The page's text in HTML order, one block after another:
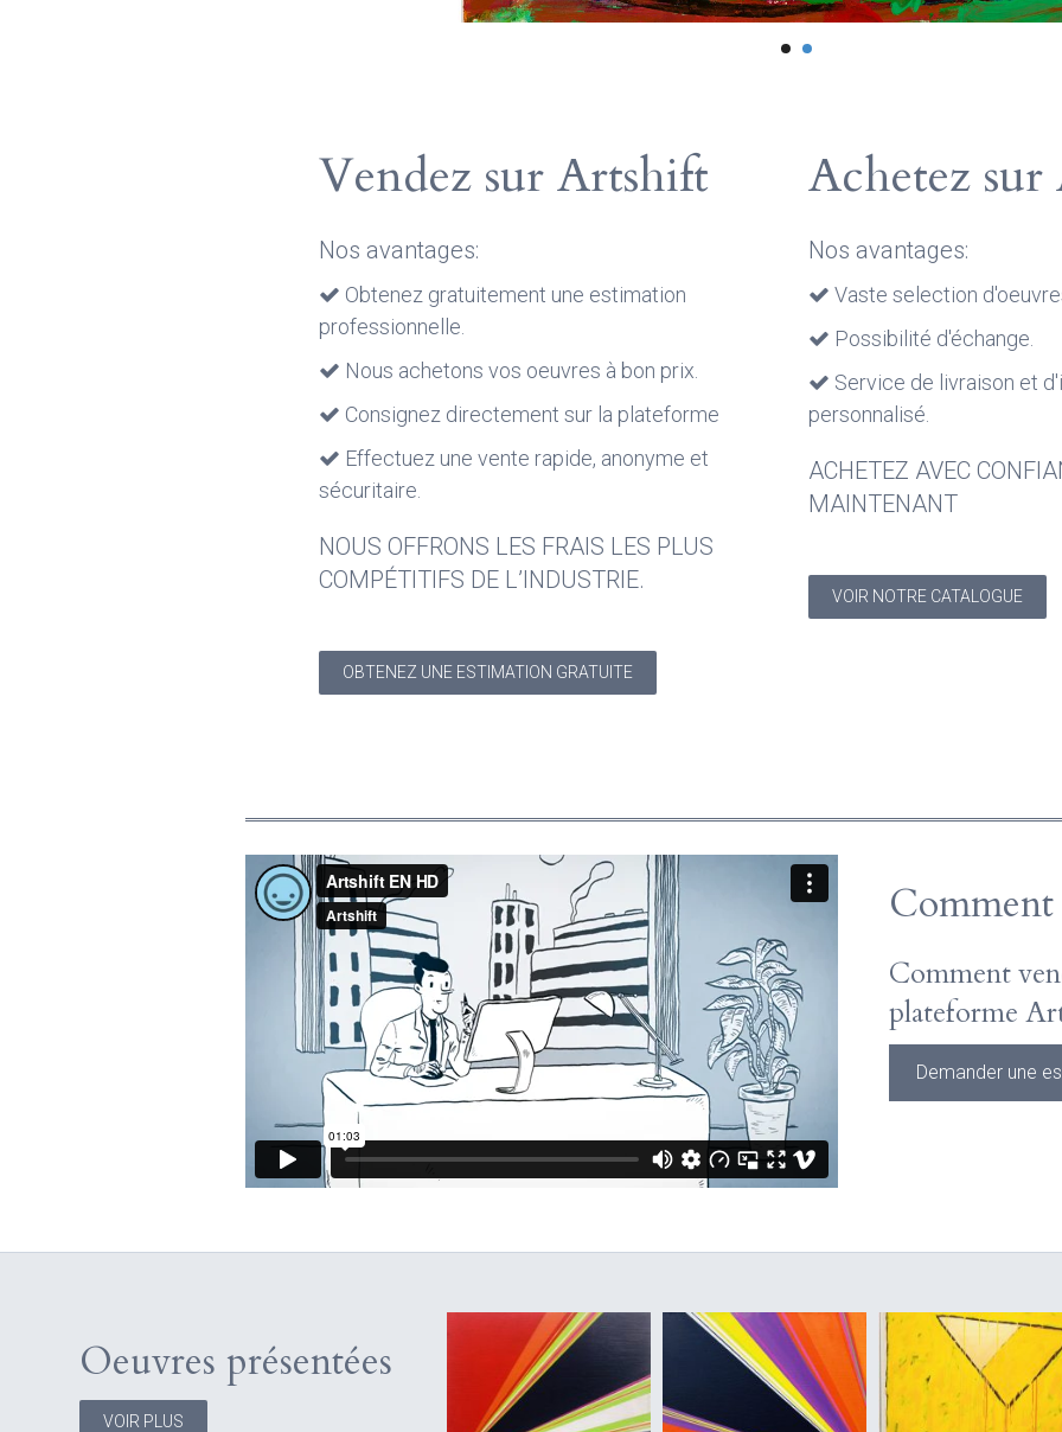
Vendez sur Artshift
Nos avantages:
Obtenez gratuitement une estimation
professionnelle.
Nous achetons vos oeuvres à bon prix.
Consignez directement sur la plateforme
Effectuez une vente rapide, anonyme et
sécuritaire.
NOUS OFFRONS LES FRAIS LES PLUS
COMPÉTITIFS DE L’INDUSTRIE.
OBTENEZ UNE ESTIMATION GRATUITE
Achetez
Nos avantages:
Vaste selection
Possibilité d'échange.
Service de livraison et
personnalisé.
ACHETEZ AVEC
MAINTENANT
VOIR NOTRE CATALOGUE
Comment
plateforme
Demander une
Oeuvres présentées
VOIR PLUS